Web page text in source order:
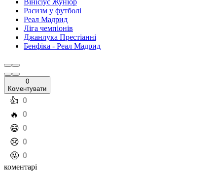
Вінісіус Жуніор
Расизм у футболі
Реал Мадрид
Ліга чемпіонів
Джанлука Престіанні
Бенфіка - Реал Мадрид
0
Коментувати
️👍 0
️🔥 0
️😄 0
️😢 0
️🤬 0
коментарі